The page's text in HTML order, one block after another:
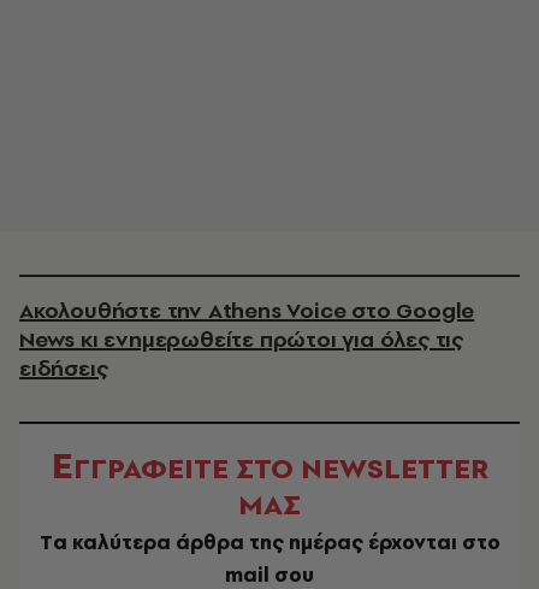
Ακολουθήστε την Athens Voice στο Google
News κι ενημερωθείτε πρώτοι για όλες τις
ειδήσεις
ΕΓΓΡΑΦΕΙΤΕ ΣΤΟ NEWSLETTER
ΜΑΣ
Tα καλύτερα άρθρα της ημέρας έρχονται στο
mail σου